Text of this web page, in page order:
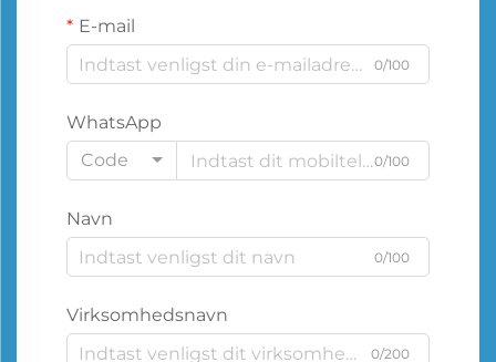
E-mail
0/100
WhatsApp
Code
0/100
Navn
0/100
Virksomhedsnavn
0/200